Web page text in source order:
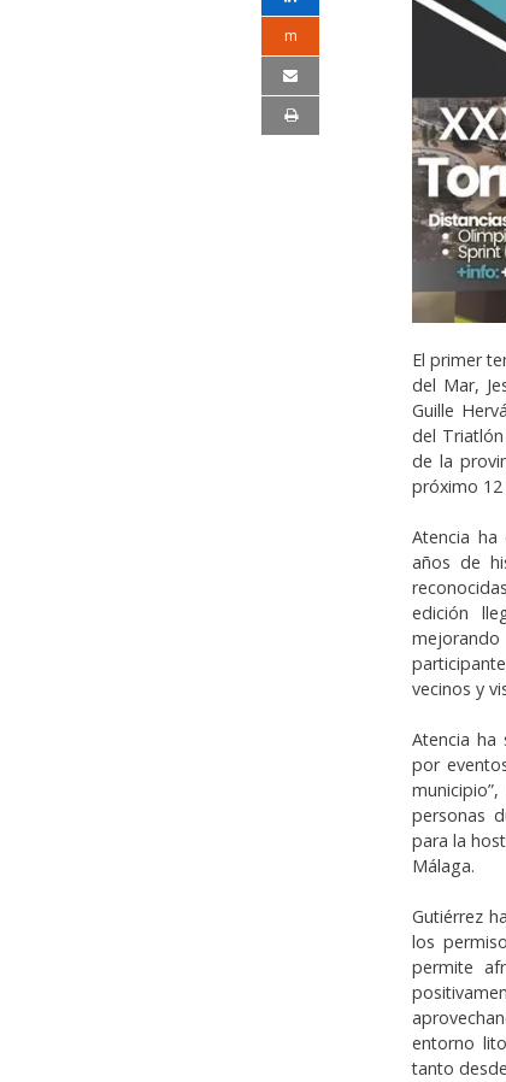
m
El primer
del Mar,
Guille
del
de la
próximo
Atencia ha
años de
edición
vecinos y
Atencia ha
por
personas
para la
Málaga.
Gutiérrez
los
permite
entorno
tanto